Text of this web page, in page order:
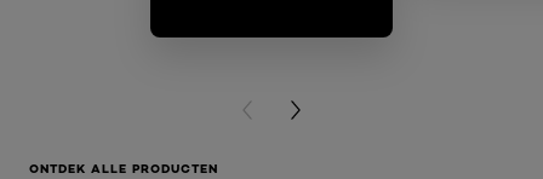
PREVIOUS CARD
NEXT CARD
ONTDEK ALLE PRODUCTEN